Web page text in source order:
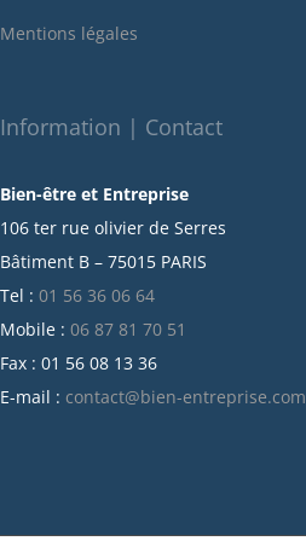
décembre 2021
octobre 2021
juillet 2021
juin 2021
mai 2021
avril 2021
mars 2021
février 2021
janvier 2021
Mentions légales
Information | Contact
Bien-être et Entreprise
106 ter rue olivier de Serres
Bâtiment B – 75015 PARIS
Tel : 01 56 36 06 64
Mobile : 06 87 81 70 51
Fax : 01 56 08 13 36
E-mail : contact@bien-entreprise.com